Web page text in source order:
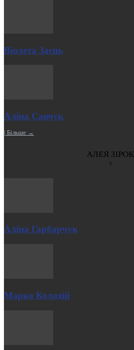
Віолета Заєць
Аліна Савчук
| Більше →
АЛЕЯ ЗІРОК
Аліна Гарбарчук
Марко Колодій